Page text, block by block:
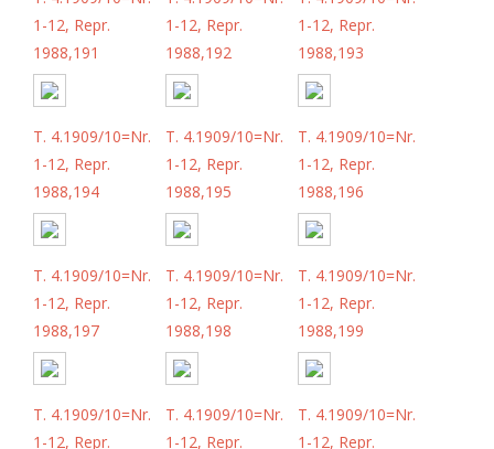
1-12, Repr.
1988,191
1-12, Repr.
1988,192
1-12, Repr.
1988,193
T. 4.1909/10=Nr.
1-12, Repr.
1988,194
T. 4.1909/10=Nr.
1-12, Repr.
1988,195
T. 4.1909/10=Nr.
1-12, Repr.
1988,196
T. 4.1909/10=Nr.
1-12, Repr.
1988,197
T. 4.1909/10=Nr.
1-12, Repr.
1988,198
T. 4.1909/10=Nr.
1-12, Repr.
1988,199
T. 4.1909/10=Nr.
1-12, Repr.
T. 4.1909/10=Nr.
1-12, Repr.
T. 4.1909/10=Nr.
1-12, Repr.